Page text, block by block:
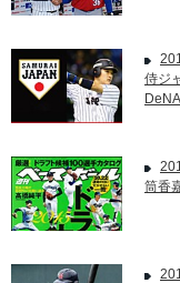
侍ジ
筒香